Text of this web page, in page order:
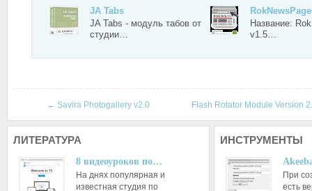
JA Tabs
JA Tabs - модуль табов от
студии…
Название:
v1.5…
← Savira Photogallery v2.0 Flash Rotator Module Version
ЛИТЕРАТУРА
8 видеоуроков по…
На днях популярная и
известная студия по
ИНСТРУМЕНТЫ
При
есть